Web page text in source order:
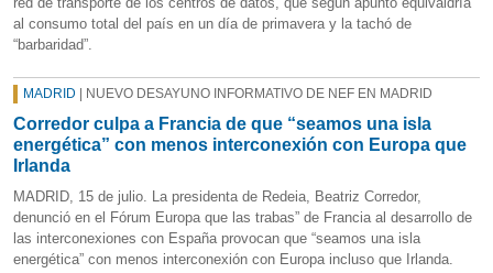
al consumo total del país en un día de primavera y la tachó de
“barbaridad”.
MADRID | NUEVO DESAYUNO INFORMATIVO DE NEF EN MADRID
Corredor culpa a Francia de que “seamos una isla
energética” con menos interconexión con Europa que
Irlanda
MADRID, 15 de julio. La presidenta de Redeia, Beatriz Corredor,
denunció en el Fórum Europa que las trabas” de Francia al desarrollo de
las interconexiones con España provocan que “seamos una isla
energética” con menos interconexión con Europa incluso que Irlanda.